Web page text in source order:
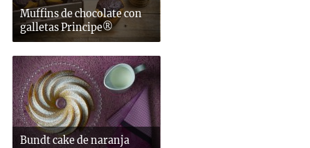
Muffins de chocolate con
galletas Principe®
Bundt cake de naranja